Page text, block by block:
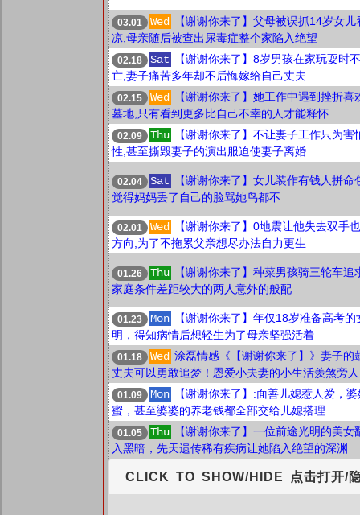
03.01 Wed
【谢谢你来了】父母被误抓14岁女
凉,母亲随后被查出尿毒症整个家陷入绝望
02.18 Sat
【谢谢你来了】8岁男孩在家玩耍时
亡,妻子痛苦多年却不后悔嫁给自己丈夫
02.15 Wed
【谢谢你来了】她工作中遇到挫折喜
墓地,只有看到更多比自己不幸的人才能释怀
02.09 Thu
【谢谢你来了】不让妻子工作只为害
性,甚至撕毁妻子的演出服迫使妻子离婚
02.04 Sat
【谢谢你来了】女儿装作有钱人拼命
觉得妈妈丢了自己的脸骂她鸟都不
02.01 Wed
【谢谢你来了】0地震让他失去双手
方向,为了不拖累父亲想尽办法自力更生
01.26 Thu
【谢谢你来了】种菜男孩骑三轮车追
家庭条件差距较大的两人意外的般配
01.23 Mon
【谢谢你来了】年仅18岁准备高考
明，得知病情后想轻生为了母亲坚强活着
01.18 Wed 涂磊情感《【谢谢你来了】》妻子的
丈夫可以勇敢追梦！恩爱小夫妻的小生活羡煞旁人
01.09 Mon
【谢谢你来了】:面善儿媳惹人爱，
蜜，甚至婆婆的养老钱都全部交给儿媳搭理
01.05 Thu
【谢谢你来了】一位前途光明的美女
入黑暗，先天遗传稀有疾病让她陷入绝望的深渊
CLICK TO SHOW/HIDE 点击打开/